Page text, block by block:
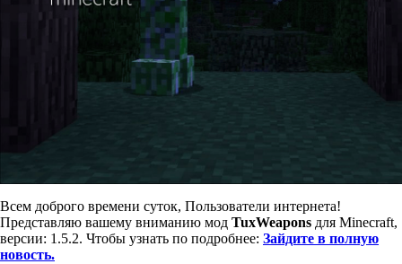
Всем доброго времени суток, Пользователи интернета!
Представляю вашему вниманию мод TuxWeapons для Minecraft,
версии: 1.5.2. Чтобы узнать по подробнее: Зайдите в полную
новость.